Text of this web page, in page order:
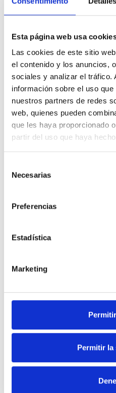
Esta página web usa
Las cookies de este sitio
el contenido y los anuncios,
sociales y analizar el tráfico.
información sobre el uso
nuestros partners de redes
web, quienes pueden
que les haya proporcionado
partir del uso que haya
Necesarias
Preferencias
Estadística
Marketing
Permitir la
Hay que procurar verlo como
AAngel Lopez
51Apoyos
COMPARTIR
Carlos Rodríguez Hortelano
De Ramón Claver
Es difícil encontrar personas
buen comunicador
49Apoyos